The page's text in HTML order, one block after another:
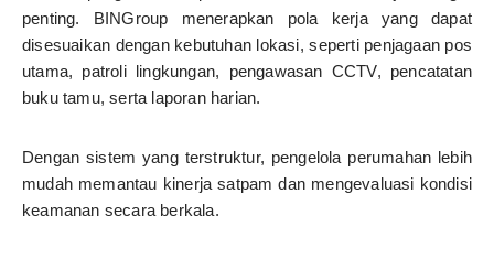
penting. BINGroup menerapkan pola kerja yang dapat
disesuaikan dengan kebutuhan lokasi, seperti penjagaan pos
utama, patroli lingkungan, pengawasan CCTV, pencatatan
buku tamu, serta laporan harian.
Dengan sistem yang terstruktur, pengelola perumahan lebih
mudah memantau kinerja satpam dan mengevaluasi kondisi
keamanan secara berkala.